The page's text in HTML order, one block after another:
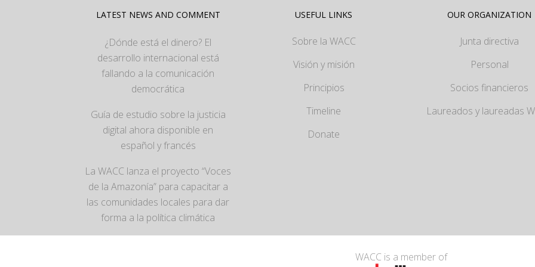
LATEST NEWS AND COMMENT
¿Dónde está el dinero? El
desarrollo internacional está
fallando a la comunicación
democrática
Guía de estudio sobre la justicia
digital ahora disponible en
español y francés
La WACC lanza el proyecto “Voces
de la Amazonía” para capacitar a
las comunidades locales para dar
forma a la política climática
USEFUL LINKS
Sobre la WACC
Visión y misión
Principios
Timeline
Donate
OUR ORGANIZATION
Junta directiva
Personal
Socios financieros
Laureados y laureadas
WACC is a member of